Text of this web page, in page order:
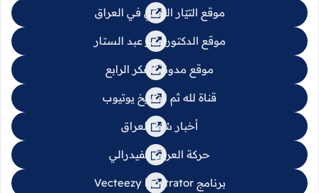
موقع التيّار السُني في العراق
موقع الدكتور عمر عبد الستار
موقع مدونة الفكر الرابع
قناة لله ثم للتاريخ يوتيوب
أخبار سُنة العراق
حركة العراق الفيدرالي
برنامج Vecteezy illustrator